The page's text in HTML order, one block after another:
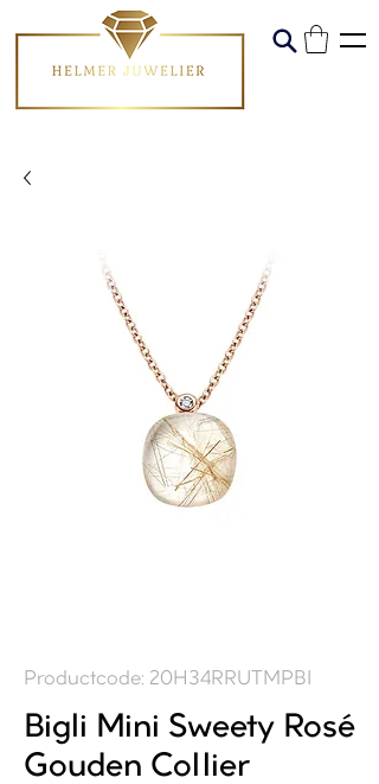
Productcode: 20H34RRUTMPBI
Bigli Mini Sweety Rosé
Gouden Collier